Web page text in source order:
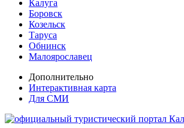
Калуга
Боровск
Козельск
Таруса
Обнинск
Малоярославец
Дополнительно
Интерактивная карта
Для СМИ